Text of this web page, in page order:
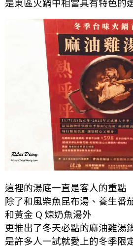
是東區火鍋中相當具有特色的
這裡的湯底一直是客人的重點
除了和風柴魚昆布湯、養生番
和黃金 Q 煉奶魚湯外
更推出了冬天必點的麻油雞湯
是許多人一試就愛上的冬季限